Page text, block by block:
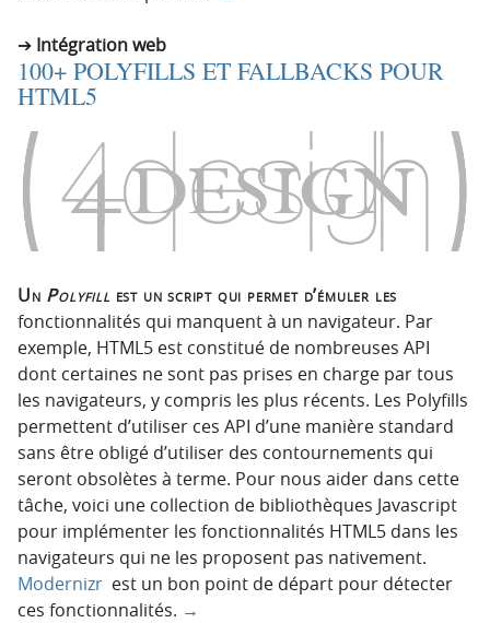
Intégration web
100+ POLYFILLS ET FALLBACKS POUR
HTML5
Un Polyfill est un script qui permet d’émuler les
fonctionnalités qui manquent à un navigateur. Par
exemple, HTML5 est constitué de nombreuses API
dont certaines ne sont pas prises en charge par tous
les navigateurs, y compris les plus récents. Les Polyfills
permettent d’utiliser ces API d’une manière standard
sans être obligé d’utiliser des contournements qui
seront obsolètes à terme. Pour nous aider dans cette
tâche, voici une collection de bibliothèques Javascript
pour implémenter les fonctionnalités HTML5 dans les
navigateurs qui ne les proposent pas nativement.
Modernizr est un bon point de départ pour détecter
ces fonctionnalités. →